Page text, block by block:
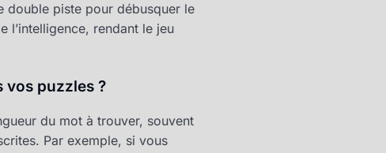
double piste pour débusquer le
l’intelligence, rendant le jeu
vos puzzles ?
du mot à trouver, souvent
Par exemple, si vous